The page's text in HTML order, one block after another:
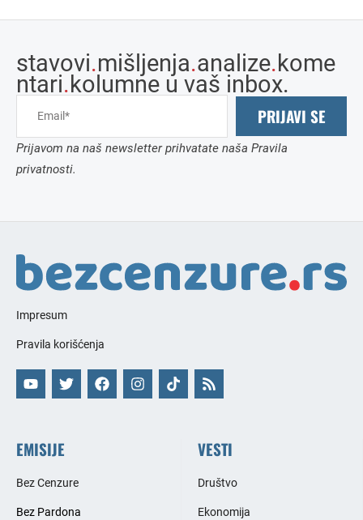
stavovi.mišljenja.analize.kome
ntari.kolumne u vaš inbox.
PRIJAVI SE
Prijavom na naš newsletter prihvatate naša Pravila
privatnosti.
Impresum
Pravila korišćenja
EMISIJE
Bez Cenzure
Bez Pardona
VESTI
Društvo
Ekonomija